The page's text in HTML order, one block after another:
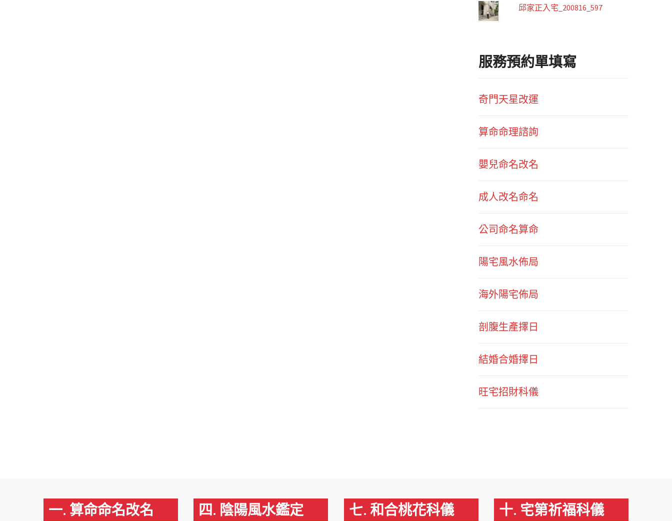
邱家正入宅_200816_597
服務預約單填寫
奇門天星改運
算命命理諮詢
嬰兒命名改名
成人改名命名
公司命名算命
陽宅風水佈局
海外陽宅佈局
剖腹生產擇日
結婚合婚擇日
旺宅招財科儀
一. 算命命名改名 四. 陰陽風水鑑定 七. 和合桃花科儀 十. 宅第祈福科儀